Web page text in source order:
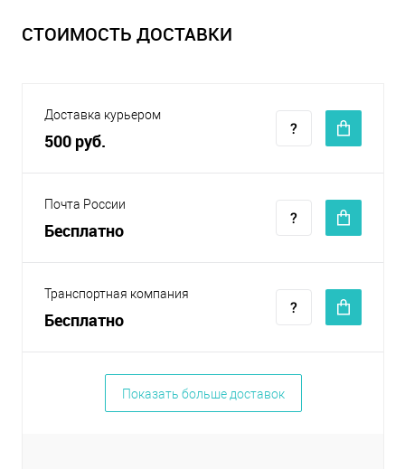
СТОИМОСТЬ ДОСТАВКИ
Доставка курьером
500 руб.
Почта России
Бесплатно
Транспортная компания
Бесплатно
Показать больше доставок